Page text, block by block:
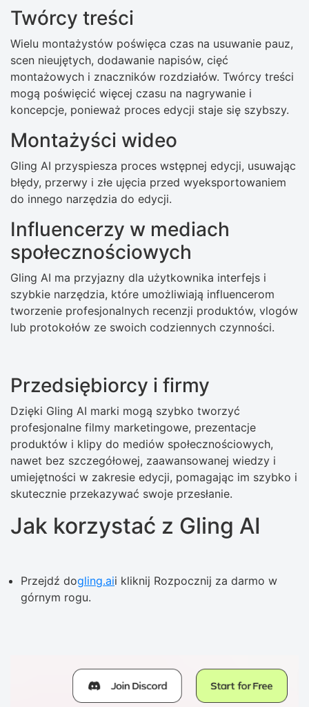
Twórcy treści
Wielu montażystów poświęca czas na usuwanie pauz,
scen nieujętych, dodawanie napisów, cięć
montażowych i znaczników rozdziałów. Twórcy treści
mogą poświęcić więcej czasu na nagrywanie i
koncepcje, ponieważ proces edycji staje się szybszy.
Montażyści wideo
Gling AI przyspiesza proces wstępnej edycji, usuwając
błędy, przerwy i złe ujęcia przed wyeksportowaniem
do innego narzędzia do edycji.
Influencerzy w mediach
społecznościowych
Gling AI ma przyjazny dla użytkownika interfejs i
szybkie narzędzia, które umożliwiają influencerom
tworzenie profesjonalnych recenzji produktów, vlogów
lub protokołów ze swoich codziennych czynności.
Przedsiębiorcy i firmy
Dzięki Gling AI marki mogą szybko tworzyć
profesjonalne filmy marketingowe, prezentacje
produktów i klipy do mediów społecznościowych,
nawet bez szczegółowej, zaawansowanej wiedzy i
umiejętności w zakresie edycji, pomagając im szybko i
skutecznie przekazywać swoje przesłanie.
Jak korzystać z Gling AI
Przejdź dogling.aii kliknij Rozpocznij za darmo w
górnym rogu.